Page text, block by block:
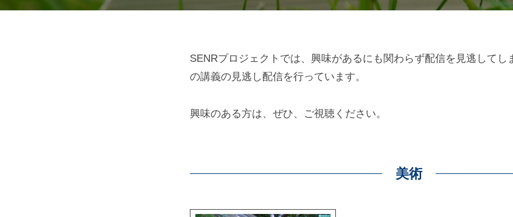
見
し
信
2021-
SENRプロジェクトでは、興味があるにも関わらず配信を見逃してし
の講義の見逃し配信を行っています。
興味のある方は、ぜひ、ご視聴ください。
美術